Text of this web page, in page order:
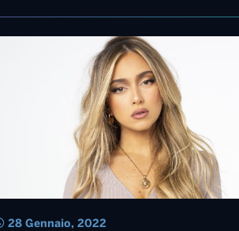
Radio Norba Cornetto Battiti Live,
questa sera a Trani
7 Luglio, 2022